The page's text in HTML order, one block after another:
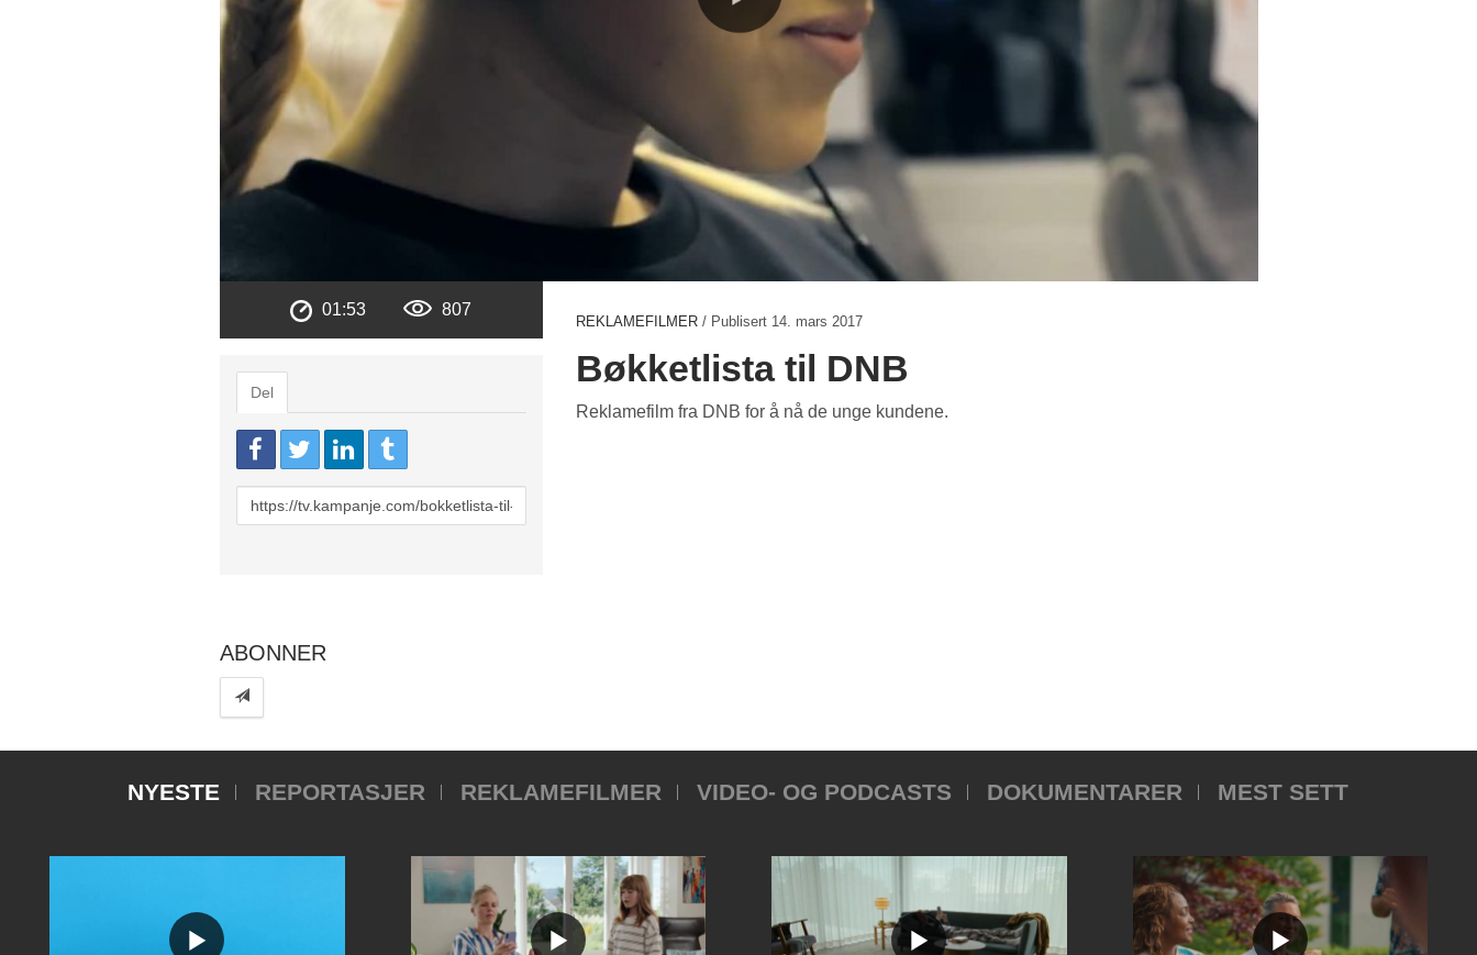
01:53 807
Del
URL
to
REKLAMEFILMER / Publisert 14. mars 2017
Bøkketlista til DNB
Reklamefilm fra DNB for å nå de unge kundene.
ABONNER
NYESTE REPORTASJER REKLAMEFILMER VIDEO- OG PODCASTS DOKUMENTARER MEST SETT